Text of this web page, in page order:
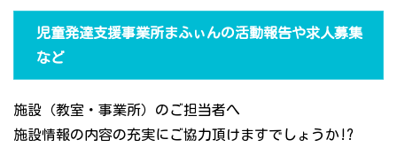
児童発達支援事業所まふぃんの活動報告や求人募集
など
施設（教室・事業所）のご担当者へ
施設情報の内容の充実にご協力頂けますでしょうか!?